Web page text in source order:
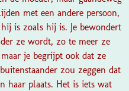
met een andere persoon,
is zoals hij is. Je bewondert
ze wordt, zo te meer ze
je begrijpt ook dat ze
zou zeggen dat
haar plaats. Het is iets wat